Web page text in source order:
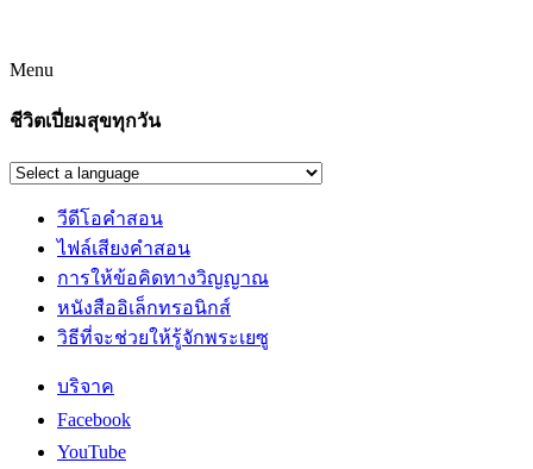
Menu
ชีวิตเปี่ยมสุขทุกวัน
วีดีโอคำสอน
ไฟล์เสียงคำสอน
การให้ข้อคิดทางวิญญาณ
หนังสืออิเล็กทรอนิกส์
วิธีที่จะช่วยให้รู้จักพระเยซู
บริจาค
Facebook
YouTube